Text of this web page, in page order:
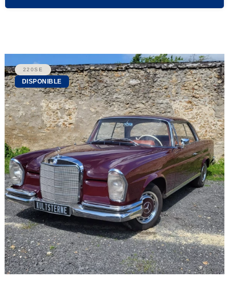
220SE
DISPONIBLE